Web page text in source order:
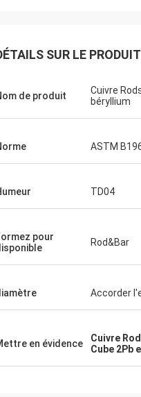
SUR LE PRODUIT
de produit
Cuivre
béryllium
ASTM
TD04
pour
Rod&Bar
Accorder
en évidence Cuivre
Cube 2Pb